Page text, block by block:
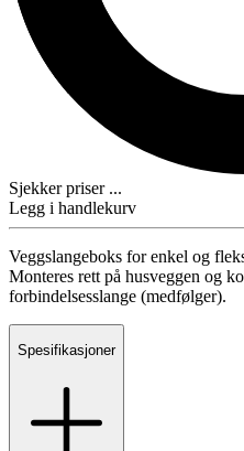
Sjekker priser ...
Legg i handlekurv
Veggslangeboks for enkel og
Monteres rett på husveggen og
forbindelsesslange (medfølger).
Spesifikasjoner